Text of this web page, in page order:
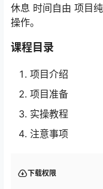
休息 时间自由 项目
操作。
课程目录
项目介绍
项目准备
实操教程
注意事项
下载权限